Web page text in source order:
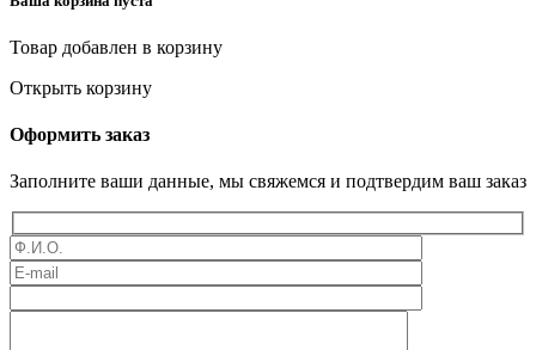
Товар добавлен в корзину
Открыть корзину
Оформить заказ
Заполните ваши данные, мы свяжемся и подтвердим ваш заказ
Оставьте это поле пустым